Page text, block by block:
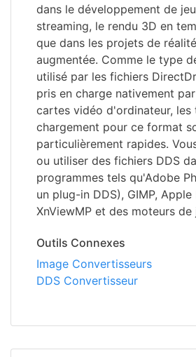
dans le développement de
streaming, le rendu 3D en
que dans les projets de
augmentée. Comme le type
utilisé par les fichiers
pris en charge nativement
cartes vidéo d'ordinateur, les
chargement pour ce format
particulièrement rapides.
ou utiliser des fichiers DDS
programmes tels qu'Adobe
un plug-in DDS), GIMP, Apple
XnViewMP et des moteurs de
Outils Connexes
Image Convertisseurs
DDS Convertisseur